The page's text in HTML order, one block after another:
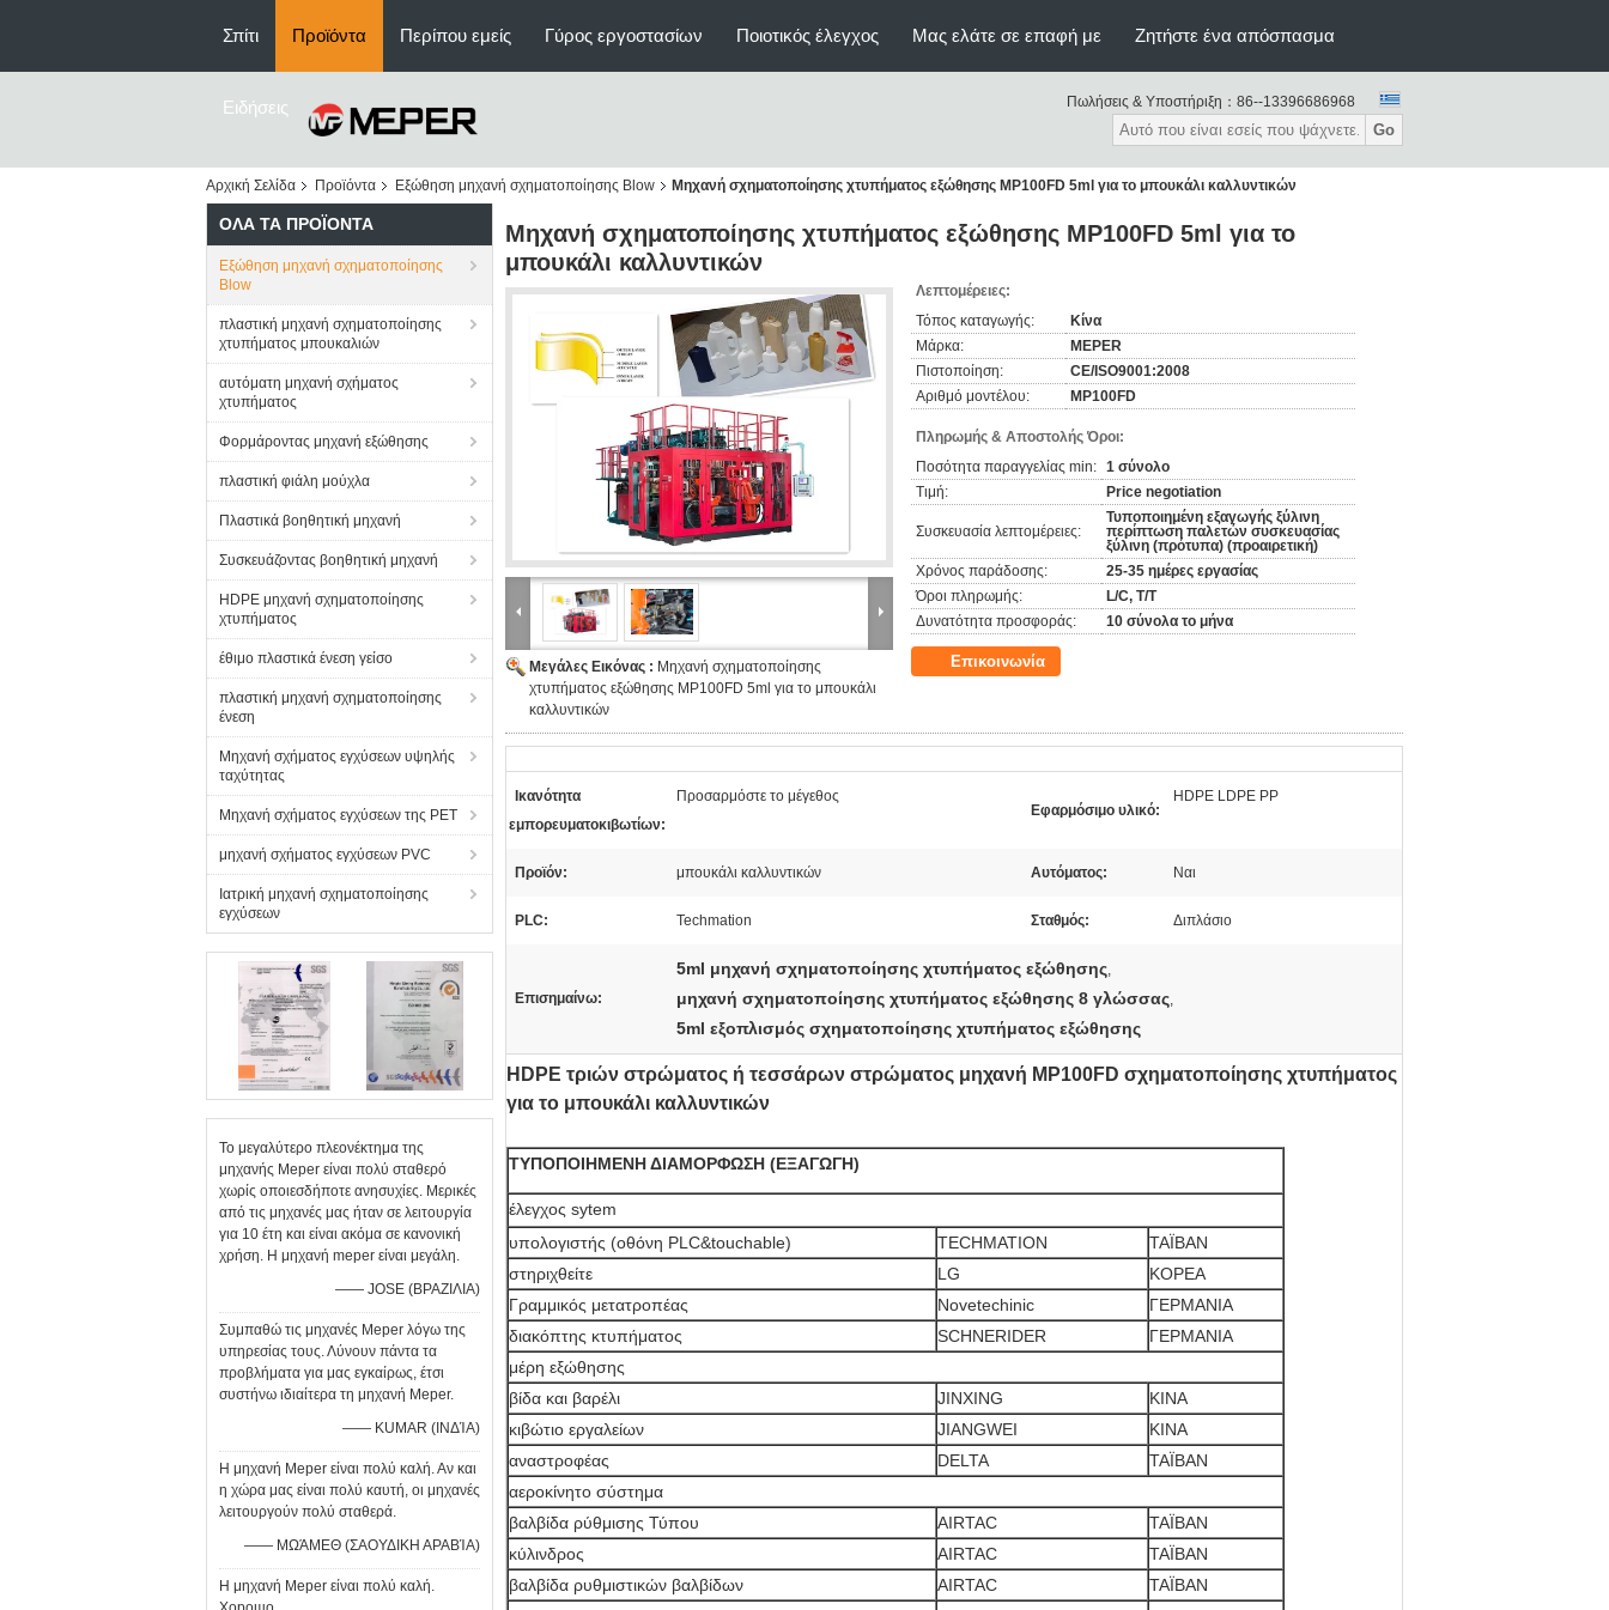
Σπίτι Προϊόντα Περίπου εμείς Γύρος εργοστασίων Ποιοτικός έλεγχος Μας ελάτε σε επαφή με Ζητήστε ένα απόσπασμα
Ειδήσεις Πωλήσεις & Υποστήριξη： 86--13396686968
Go
Αρχική Σελίδα Προϊόντα Εξώθηση μηχανή σχηματοποίησης Blow Μηχανή σχηματοποίησης χτυπήματος εξώθησης MP100FD 5ml για το μπουκάλι καλλυντικών
ΌΛΑ ΤΑ ΠΡΟΪΌΝΤΑ
Εξώθηση μηχανή σχηματοποίησης
Blow
πλαστική μηχανή σχηματοποίησης
χτυπήματος μπουκαλιών
αυτόματη μηχανή σχήματος
χτυπήματος
Φορμάροντας μηχανή εξώθησης
πλαστική φιάλη μούχλα
Πλαστικά βοηθητική μηχανή
Συσκευάζοντας βοηθητική μηχανή
HDPE μηχανή σχηματοποίησης
χτυπήματος
έθιμο πλαστικά ένεση γείσο
πλαστική μηχανή σχηματοποίησης
ένεση
Μηχανή σχήματος εγχύσεων υψηλής
ταχύτητας
Μηχανή σχήματος εγχύσεων της PET
μηχανή σχήματος εγχύσεων PVC
Ιατρική μηχανή σχηματοποίησης
εγχύσεων
Το μεγαλύτερο πλεονέκτημα της
μηχανής Meper είναι πολύ σταθερό
χωρίς οποιεσδήποτε ανησυχίες. Μερικές
από τις μηχανές μας ήταν σε λειτουργία
για 10 έτη και είναι ακόμα σε κανονική
χρήση. Η μηχανή meper είναι μεγάλη.
—— JOSE (ΒΡΑΖΙΛΙΑ)
Συμπαθώ τις μηχανές Meper λόγω της
υπηρεσίας τους. Λύνουν πάντα τα
προβλήματα για μας εγκαίρως, έτσι
συστήνω ιδιαίτερα τη μηχανή Meper.
—— KUMAR (ΙΝΔΊΑ)
Η μηχανή Meper είναι πολύ καλή. Αν και
η χώρα μας είναι πολύ καυτή, οι μηχανές
λειτουργούν πολύ σταθερά.
—— ΜΩΆΜΕΘ (ΣΑΟΥΔΙΚΗ ΑΡΑΒΊΑ)
Η μηχανή Meper είναι πολύ καλή.
Μηχανή σχηματοποίησης χτυπήματος εξώθησης MP100FD 5ml για το
μπουκάλι καλλυντικών
Μεγάλες Εικόνας : Μηχανή σχηματοποίησης
χτυπήματος εξώθησης MP100FD 5ml για το μπουκάλι
καλλυντικών
Λεπτομέρειες:
Τόπος καταγωγής:
Κίνα
Μάρκα:
MEPER
Πιστοποίηση:
CE/ISO9001:2008
Αριθμό μοντέλου:
MP100FD
Πληρωμής & Αποστολής Όροι:
Ποσότητα παραγγελίας min: 1 σύνολο
Τιμή:
Price negotiation
Συσκευασία λεπτομέρειες:
Τυποποιημένη εξαγωγής ξύλινη
περίπτωση παλετών συσκευασίας
ξύλινη (πρότυπα) (προαιρετική)
Χρόνος παράδοσης:
25-35 ημέρες εργασίας
Όροι πληρωμής:
L/C, T/T
Δυνατότητα προσφοράς:
10 σύνολα το μήνα
Επικοινωνία
Ικανότητα
εμπορευματοκιβωτίων:
Προσαρμόστε το μέγεθος
Εφαρμόσιμο υλικό:
HDPE LDPE PP
Προϊόν: μπουκάλι καλλυντικών Αυτόματος: Ναι
PLC: Techmation Σταθμός: Διπλάσιο
Επισημαίνω:
5ml μηχανή σχηματοποίησης χτυπήματος εξώθησης,
μηχανή σχηματοποίησης χτυπήματος εξώθησης 8 γλώσσας,
5ml εξοπλισμός σχηματοποίησης χτυπήματος εξώθησης
HDPE τριών στρώματος ή τεσσάρων στρώματος μηχανή MP100FD σχηματοποίησης χτυπήματος
για το μπουκάλι καλλυντικών
ΤΥΠΟΠΟΙΗΜΕΝΗ ΔΙΑΜΟΡΦΩΣΗ (ΕΞΑΓΩΓΗ)
έλεγχος sytem
υπολογιστής (οθόνη PLC&touchable)
TECHMATION
ΤΑΪΒΑΝ
στηριχθείτε
LG
ΚΟΡΕΑ
Γραμμικός μετατροπέας
Novetechinic
ΓΕΡΜΑΝΙΑ
διακόπτης κτυπήματος
SCHNERIDER
ΓΕΡΜΑΝΙΑ
μέρη εξώθησης
βίδα και βαρέλι
JINXING
ΚΙΝΑ
κιβώτιο εργαλείων
JIANGWEI
ΚΙΝΑ
αναστροφέας
DELTA
ΤΑΪΒΑΝ
αεροκίνητο σύστημα
βαλβίδα ρύθμισης Τύπου
AIRTAC
ΤΑΪΒΑΝ
κύλινδρος
AIRTAC
ΤΑΪΒΑΝ
βαλβίδα ρυθμιστικών βαλβίδων
AIRTAC
ΤΑΪΒΑΝ